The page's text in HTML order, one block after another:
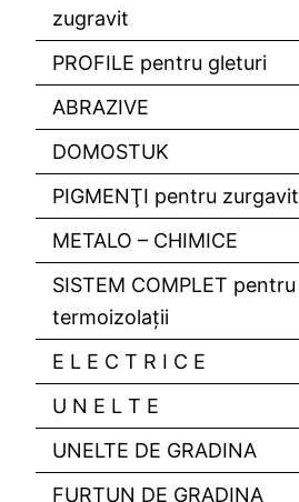
zugravit
PROFILE pentru gleturi
ABRAZIVE
DOMOSTUK
PIGMENŢI pentru zurgavit
METALO – CHIMICE
SISTEM COMPLET pentru
termoizolaţii
E L E C T R I C E
U N E L T E
UNELTE DE GRADINA
FURTUN DE GRADINA